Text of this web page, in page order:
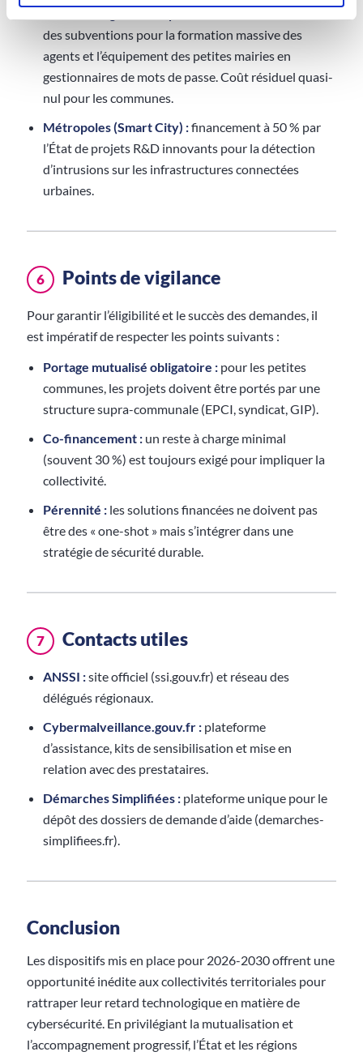
des subventions pour la formation massive des
agents et l’équipement des petites mairies en
gestionnaires de mots de passe. Coût résiduel quasi-
nul pour les communes.
Métropoles (Smart City) :financement à 50 % par
l’État de projets R&D innovants pour la détection
d’intrusions sur les infrastructures connectées
urbaines.
6 Points de vigilance
Pour garantir l’éligibilité et le succès des demandes, il
est impératif de respecter les points suivants :
Portage mutualisé obligatoire : pour les petites
communes, les projets doivent être portés par une
structure supra-communale (EPCI, syndicat, GIP).
Co-financement : un reste à charge minimal
(souvent 30 %) est toujours exigé pour impliquer la
collectivité.
Pérennité : les solutions financées ne doivent pas
être des « one-shot » mais s’intégrer dans une
stratégie de sécurité durable.
7 Contacts utiles
ANSSI :site officiel (ssi.gouv.fr) et réseau des
délégués régionaux.
Cybermalveillance.gouv.fr : plateforme
d’assistance, kits de sensibilisation et mise en
relation avec des prestataires.
Démarches Simplifiées : plateforme unique pour le
dépôt des dossiers de demande d’aide (demarches-
simplifiees.fr).
Conclusion
Les dispositifs mis en place pour 2026-2030 offrent une
opportunité inédite aux collectivités territoriales pour
rattraper leur retard technologique en matière de
cybersécurité. En privilégiant la mutualisation et
l’accompagnement progressif, l’État et les régions